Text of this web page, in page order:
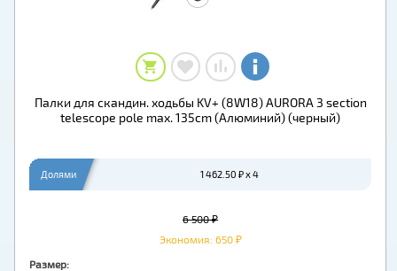
Палки для скандин. ходьбы KV+ (8W18) AURORA 3 section
telescope pole max. 135cm (Алюминий) (черный)
Долями 1 462.50 ₽ x 4
Размер:
6 500 ₽
Экономия: 650 ₽